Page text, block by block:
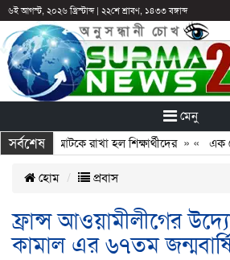
৬ই আগস্ট, ২০২৬ খ্রিস্টাব্দ| ২২শে শ্রাবণ, ১৪৩৩ বঙ্গাব্দ
মেনু
সর্বশেষপরও আটকে রাখা হল শিক্ষার্থীদের» «এক
হোম প্রবাস
ফ্রান্স আওয়ামীলীগের
কামাল এর ৬৭তম